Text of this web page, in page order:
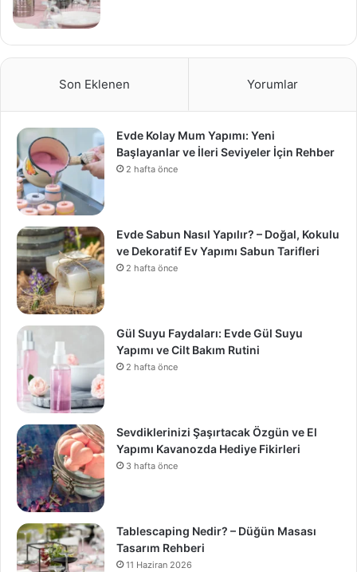
Son Eklenen Yorumlar
Evde Kolay Mum Yapımı: Yeni
Başlayanlar ve İleri Seviyeler İçin Rehber
2 hafta önce
Evde Sabun Nasıl Yapılır? – Doğal, Kokulu
ve Dekoratif Ev Yapımı Sabun Tarifleri
2 hafta önce
Gül Suyu Faydaları: Evde Gül Suyu
Yapımı ve Cilt Bakım Rutini
2 hafta önce
Sevdiklerinizi Şaşırtacak Özgün ve El
Yapımı Kavanozda Hediye Fikirleri
3 hafta önce
Tablescaping Nedir? – Düğün Masası
Tasarım Rehberi
11 Haziran 2026